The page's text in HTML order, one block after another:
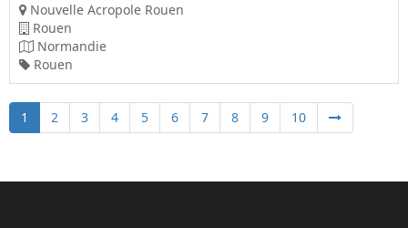
Nouvelle Acropole Rouen
Rouen
Normandie
Rouen
1 2 3 4 5 6 7 8 9 10